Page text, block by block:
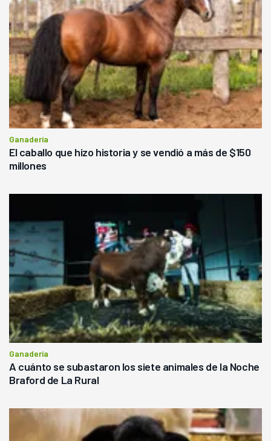
Ganadería
El caballo que hizo historia y se vendió a más de $150
millones
Ganadería
A cuánto se subastaron los siete animales de la Noche
Braford de La Rural